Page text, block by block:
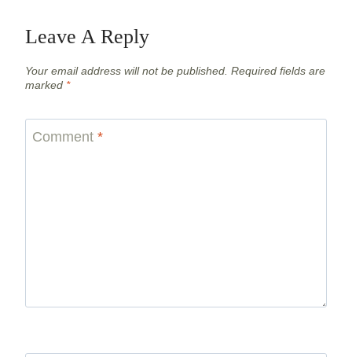
Leave A Reply
Your email address will not be published. Required fields are
marked *
Comment *